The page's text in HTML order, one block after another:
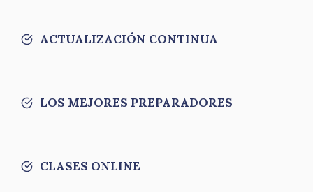
ACTUALIZACIÓN CONTINUA
LOS MEJORES PREPARADORES
CLASES ONLINE